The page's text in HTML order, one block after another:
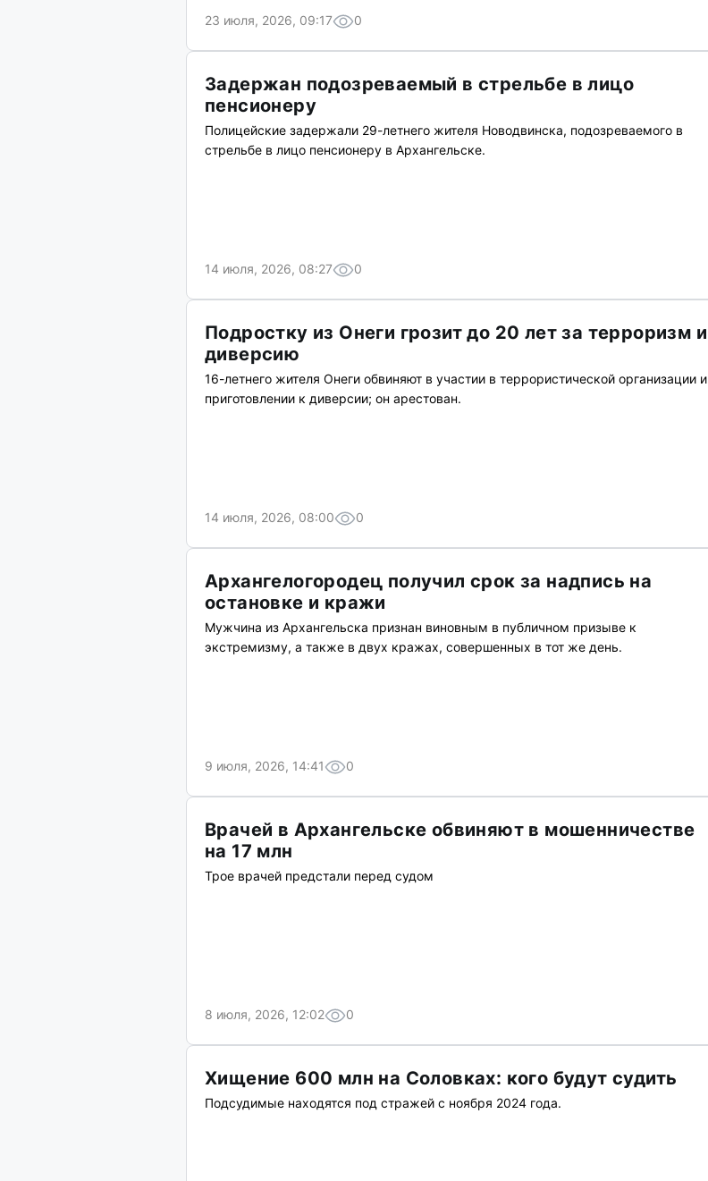
23 июля, 2026, 09:17 0
Задержан подозреваемый в стрельбе в лицо
пенсионеру
Полицейские задержали 29-летнего жителя Новодвинска, подозреваемого в
стрельбе в лицо пенсионеру в Архангельске.
14 июля, 2026, 08:27 0
Подростку из Онеги грозит до 20 лет за терроризм и
диверсию
16-летнего жителя Онеги обвиняют в участии в террористической организации и
приготовлении к диверсии; он арестован.
14 июля, 2026, 08:00 0
Архангелогородец получил срок за надпись на
остановке и кражи
Мужчина из Архангельска признан виновным в публичном призыве к
экстремизму, а также в двух кражах, совершенных в тот же день.
9 июля, 2026, 14:41 0
Врачей в Архангельске обвиняют в мошенничестве
на 17 млн
Трое врачей предстали перед судом
8 июля, 2026, 12:02 0
Хищение 600 млн на Соловках: кого будут судить
Подсудимые находятся под стражей с ноября 2024 года.